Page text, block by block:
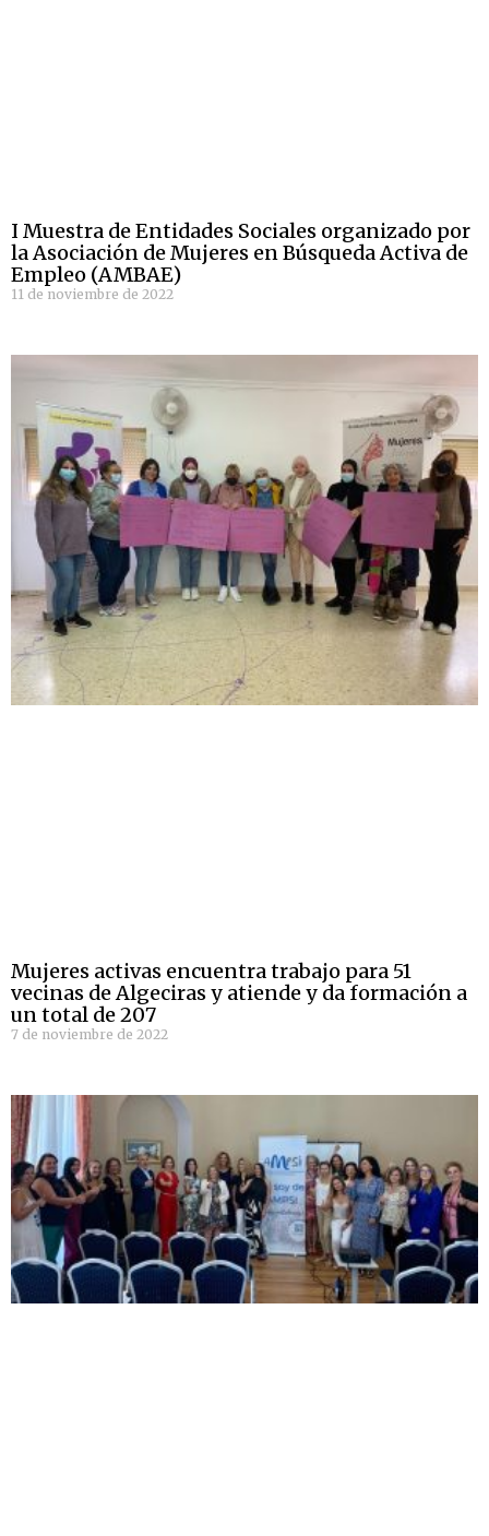
I Muestra de Entidades Sociales organizado por
la Asociación de Mujeres en Búsqueda Activa de
Empleo (AMBAE)
11 de noviembre de 2022
Mujeres activas encuentra trabajo para 51
vecinas de Algeciras y atiende y da formación a
un total de 207
7 de noviembre de 2022